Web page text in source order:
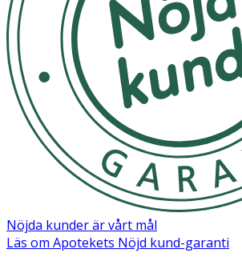
Nöjda kunder är vårt mål
Läs om Apotekets Nöjd kund-garanti